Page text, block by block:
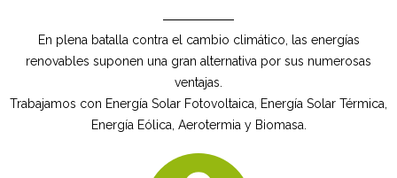
En plena batalla contra el cambio climático, las energías
renovables suponen una gran alternativa por sus numerosas
ventajas.
Trabajamos con Energía Solar Fotovoltaica, Energía Solar Térmica,
Energía Eólica, Aerotermia y Biomasa.